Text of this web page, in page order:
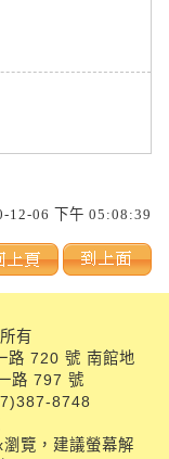
12-06 下午 05:08:39
有
路 720 號 南館地
路 797 號
8748
覽，建議螢幕解